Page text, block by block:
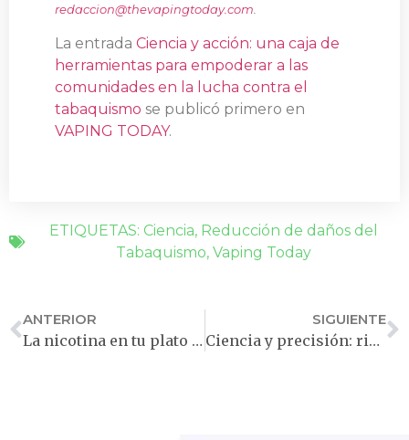
redaccion@thevapingtoday.com
La entrada Ciencia y acción: una caja de
herramientas para empoderar a las
comunidades en la lucha contra el
tabaquismo se publicó primero en
VAPING TODAY.
ETIQUETAS: Ciencia, Reducción de daños del
Tabaquismo, Vaping Today
ANTERIOR
La nicotina en tu plato es más común de lo que piensas
SIGUIENTE
Ciencia y precisión: riguroso estudio desafía las percepciones sobre los cigarrillos electrónicos